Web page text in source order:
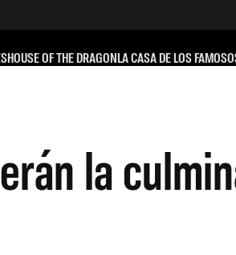
HOUSE OF THE DRAGONLA CASA DE LOS
la